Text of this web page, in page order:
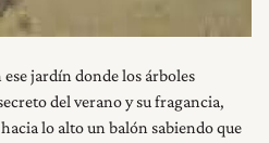
ese jardín donde los árboles
del verano y su fragancia,
lo alto un balón sabiendo que